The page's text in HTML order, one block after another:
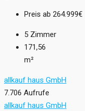
Preis ab 264.999€
5 Zimmer
171,56
m²
allkauf haus GmbH
7.706 Aufrufe
allkauf haus GmbH